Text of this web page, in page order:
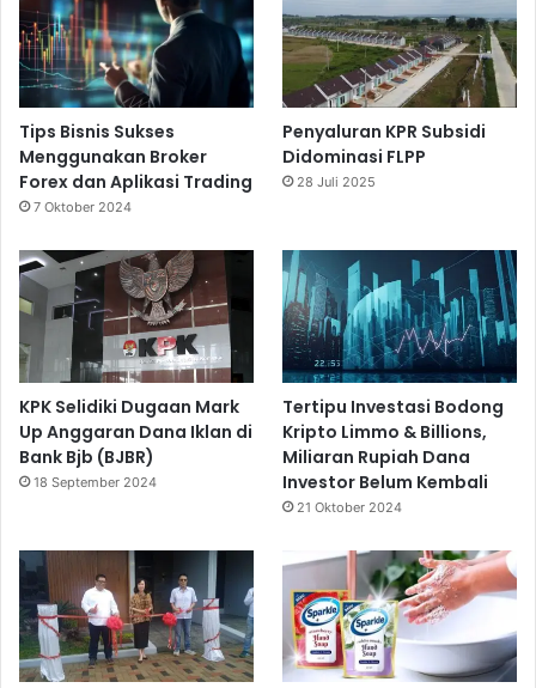
Tips Bisnis Sukses
Menggunakan Broker
Forex dan Aplikasi Trading
7 Oktober 2024
Penyaluran KPR Subsidi
Didominasi FLPP
28 Juli 2025
KPK Selidiki Dugaan Mark
Up Anggaran Dana Iklan di
Bank Bjb (BJBR)
18 September 2024
Tertipu Investasi Bodong
Kripto Limmo & Billions,
Miliaran Rupiah Dana
Investor Belum Kembali
21 Oktober 2024